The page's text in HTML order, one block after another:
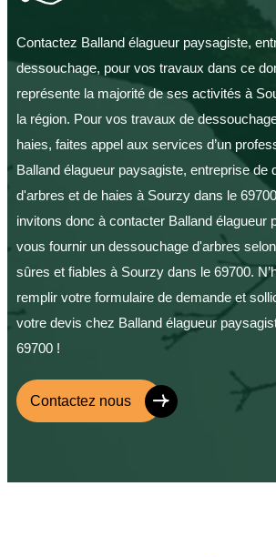
Contactez Balland élagueur paysagiste,
dessouchage, pour vos travaux dans ce
représente la majorité de ses activités à
la région. Pour vos travaux de
haies, faites appel aux services d’un
Balland élagueur paysagiste, entreprise de
d'arbres et de haies à Sourzy dans le
invitons donc à contacter Balland élagueur
vous fournir un dessouchage d'arbres
sûres et fiables à Sourzy dans le 69700.
remplir votre formulaire de demande et
votre devis chez Balland élagueur
69700 !
Contactez nous